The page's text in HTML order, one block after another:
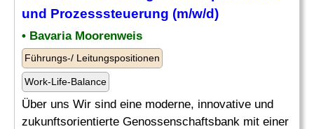
und Prozesssteuerung (m/w/d)
• Bavaria Moorenweis
Führungs-/ Leitungspositionen
Work-Life-Balance
Über uns Wir sind eine moderne, innovative und
zukunftsorientierte Genossenschaftsbank mit einer